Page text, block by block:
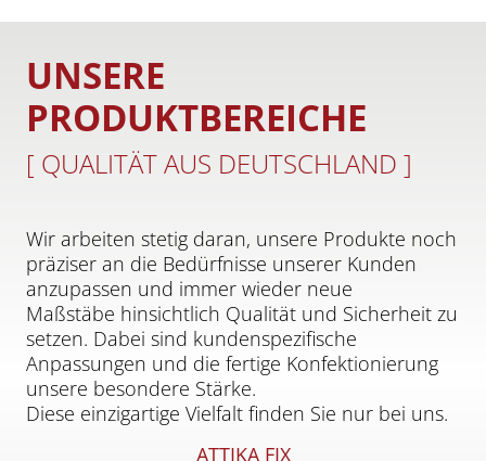
UNSERE
PRODUKTBEREICHE
[ QUALITÄT AUS DEUTSCHLAND ]
Wir arbeiten stetig daran, unsere Produkte noch
präziser an die Bedürfnisse unserer Kunden
anzupassen und immer wieder neue
Maßstäbe hinsichtlich Qualität und Sicherheit zu
setzen. Dabei sind kundenspezifische
Anpassungen und die fertige Konfektionierung
unsere besondere Stärke.
Diese einzigartige Vielfalt finden Sie nur bei uns.
ATTIKA FIX